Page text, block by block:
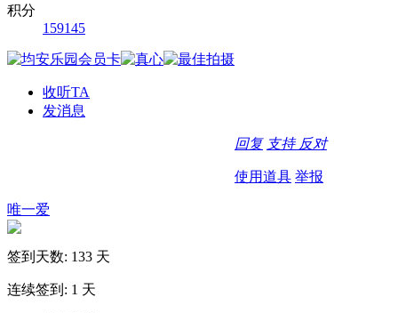
积分
159145
收听TA
发消息
回复 支持 反对
使用道具 举报
唯一爱
签到天数: 133 天
连续签到: 1 天